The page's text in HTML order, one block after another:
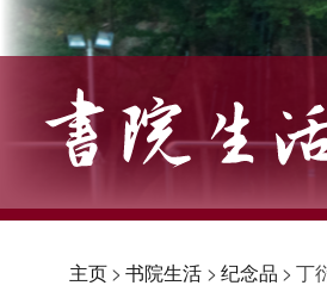
主页> 书院生活 > 纪念品 > 丁